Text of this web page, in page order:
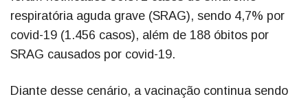
respiratória aguda grave (SRAG), sendo 4,7% por
covid-19 (1.456 casos), além de 188 óbitos por
SRAG causados por covid-19.
Diante desse cenário, a vacinação continua sendo